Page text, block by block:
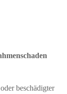
oder beschädigter